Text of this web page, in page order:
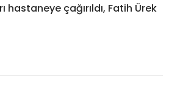
hastaneye çağırıldı, Fatih Ürek